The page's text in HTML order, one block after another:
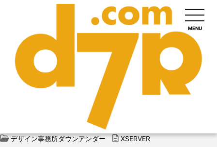
MENU
デザイン事務所ダウンアンダー XSERVER